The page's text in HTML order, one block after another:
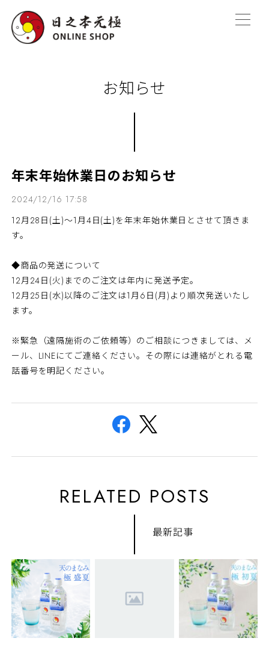
お知らせ
年末年始休業日のお知らせ
2024/12/16 17:58
12月28日(土)～1月4日(土)を年末年始休業日とさせて頂きま
す。
◆商品の発送について
12月24日(火)までのご注文は年内に発送予定。
12月25日(水)以降のご注文は1月6日(月)より順次発送いたし
ます。
※緊急（遠隔施術のご依頼等）のご相談につきましては、メ
ール、LINEにてご連絡ください。その際には連絡がとれる電
話番号を明記ください。
RELATED POSTS
最新記事